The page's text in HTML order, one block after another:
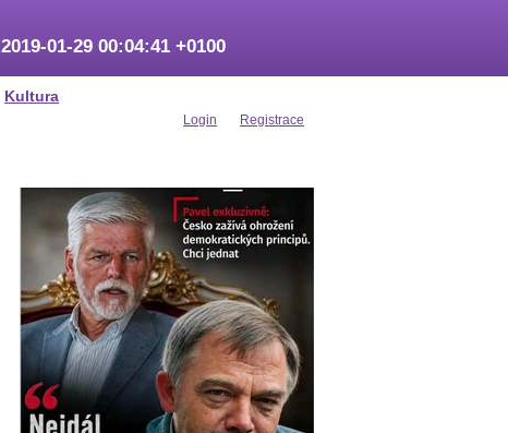
Kultura
2019-01-29 00:04:41 +0100
Login Registrace